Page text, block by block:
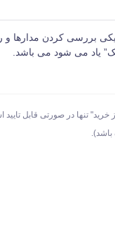
بررسی کردن مدارها و
یاد می‌ شود می‌ باشد.
تنها در صورتی قابل
باشد).